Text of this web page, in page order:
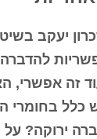
יעקב
זה אפשרי,
כלל בחומרי
ירוקה?